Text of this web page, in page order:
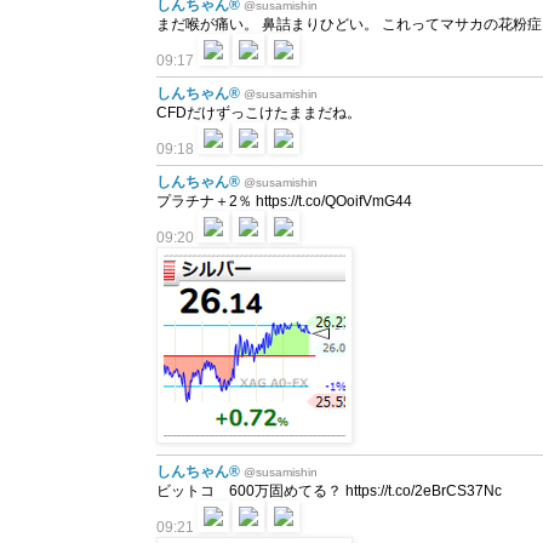
しんちゃん® @susamishin
まだ喉が痛い。 鼻詰まりひどい。 これってマサカの花粉
09:17
しんちゃん® @susamishin
CFDだけずっこけたままだね。
09:18
しんちゃん® @susamishin
プラチナ＋2％ https://t.co/QOoifVmG44
09:20
しんちゃん® @susamishin
ビットコ 600万固めてる？ https://t.co/2eBrCS37Nc
09:21